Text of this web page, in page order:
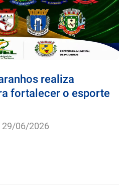
realiza
fortalecer o esporte
29/06/2026